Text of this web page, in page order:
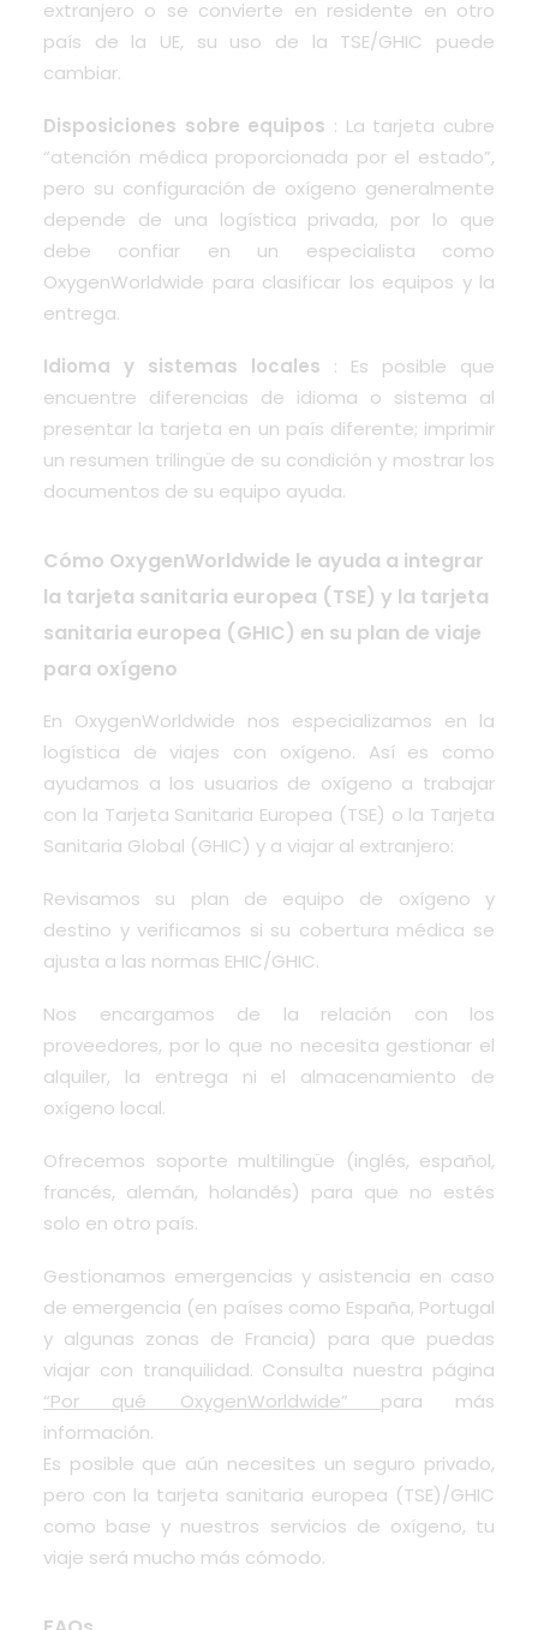
extranjero o se convierte en residente en otro
país de la UE, su uso de la TSE/GHIC puede
cambiar.
Disposiciones sobre equipos : La tarjeta cubre
“atención médica proporcionada por el estado”,
pero su configuración de oxígeno generalmente
depende de una logística privada, por lo que
debe confiar en un especialista como
OxygenWorldwide para clasificar los equipos y la
entrega.
Idioma y sistemas locales : Es posible que
encuentre diferencias de idioma o sistema al
presentar la tarjeta en un país diferente; imprimir
un resumen trilingüe de su condición y mostrar los
documentos de su equipo ayuda.
Cómo OxygenWorldwide le ayuda a integrar
la tarjeta sanitaria europea (TSE) y la tarjeta
sanitaria europea (GHIC) en su plan de viaje
para oxígeno
En OxygenWorldwide nos especializamos en la
logística de viajes con oxígeno. Así es como
ayudamos a los usuarios de oxígeno a trabajar
con la Tarjeta Sanitaria Europea (TSE) o la Tarjeta
Sanitaria Global (GHIC) y a viajar al extranjero:
Revisamos su plan de equipo de oxígeno y
destino y verificamos si su cobertura médica se
ajusta a las normas EHIC/GHIC.
Nos encargamos de la relación con los
proveedores, por lo que no necesita gestionar el
alquiler, la entrega ni el almacenamiento de
oxígeno local.
Ofrecemos soporte multilingüe (inglés, español,
francés, alemán, holandés) para que no estés
solo en otro país.
Gestionamos emergencias y asistencia en caso
de emergencia (en países como España, Portugal
y algunas zonas de Francia) para que puedas
viajar con tranquilidad. Consulta nuestra página
“Por qué OxygenWorldwide” para más
información.
Es posible que aún necesites un seguro privado,
pero con la tarjeta sanitaria europea (TSE)/GHIC
como base y nuestros servicios de oxígeno, tu
viaje será mucho más cómodo.